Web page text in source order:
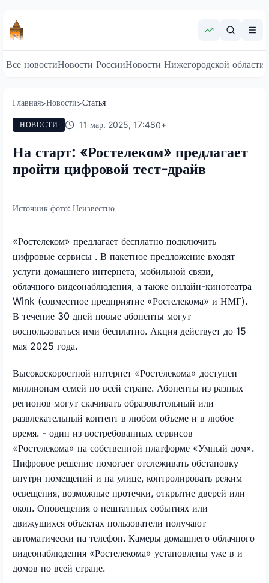
Все новостиНовости РоссииНовости Нижегородской области
Главная>Новости>Статья
НОВОСТИ 11 мар. 2025, 17:480+
На старт: «Ростелеком» предлагает
пройти цифровой тест-драйв
Источник фото: Неизвестно
«Ростелеком» предлагает бесплатно подключить
цифровые сервисы . В пакетное предложение входят
услуги домашнего интернета, мобильной связи,
облачного видеонаблюдения, а также онлайн-кинотеатра
Wink (совместное предприятие «Ростелекома» и НМГ).
В течение 30 дней новые абоненты могут
воспользоваться ими бесплатно. Акция действует до 15
мая 2025 года.
Высокоскоростной интернет «Ростелекома» доступен
миллионам семей по всей стране. Абоненты из разных
регионов могут скачивать образовательный или
развлекательный контент в любом объеме и в любое
время. - один из востребованных сервисов
«Ростелекома» на собственной платформе «Умный дом».
Цифровое решение помогает отслеживать обстановку
внутри помещений и на улице, контролировать режим
освещения, возможные протечки, открытие дверей или
окон. Оповещения о нештатных событиях или
движущихся объектах пользователи получают
автоматически на телефон. Камеры домашнего облачного
видеонаблюдения «Ростелекома» установлены уже в и
домов по всей стране.